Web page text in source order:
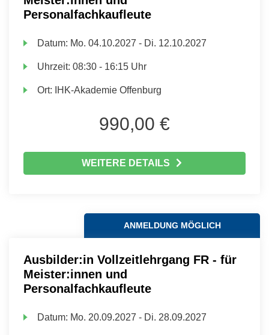
Personalfachkaufleute
Datum: Mo. 04.10.2027 - Di. 12.10.2027
Uhrzeit:08:30 - 16:15 Uhr
Ort: IHK-Akademie Offenburg
990,00 €
WEITERE DETAILS
ANMELDUNG MÖGLICH
Ausbilder:in Vollzeitlehrgang FR - für
Meister:innen und
Personalfachkaufleute
Datum: Mo. 20.09.2027 - Di. 28.09.2027